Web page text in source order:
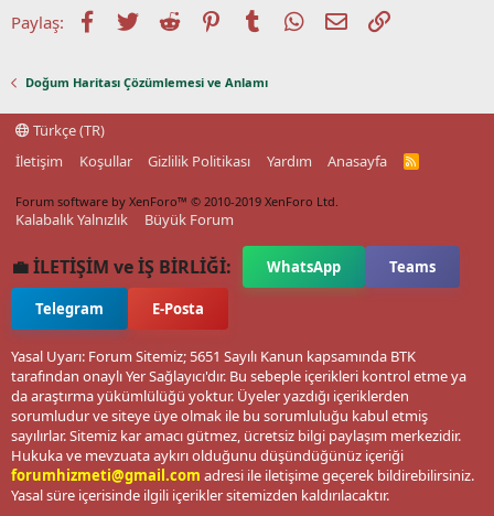
Paylaş: Facebook
TwitterReddit PinterestTumblrWhatsApp
E-postaLink
Doğum Haritası Çözümlemesi ve Anlamı
Türkçe (TR)
İletişim
Koşullar Gizlilik Politikası Yardım Anasayfa
R
Forum software by XenForo™ © 2010-2019 XenForo Ltd.
Kalabalık Yalnızlık Büyük Forum
💼 İLETİŞİM ve İŞ BİRLİĞİ: WhatsApp Teams
Telegram E-Posta
Yasal Uyarı: Forum Sitemiz; 5651 Sayılı Kanun kapsamında BTK
tarafından onaylı Yer Sağlayıcı'dır. Bu sebeple içerikleri kontrol etme ya
da araştırma yükümlülüğü yoktur. Üyeler yazdığı içeriklerden
sorumludur ve siteye üye olmak ile bu sorumluluğu kabul etmiş
sayılırlar. Sitemiz kar amacı gütmez, ücretsiz bilgi paylaşım merkezidir.
Hukuka ve mevzuata aykırı olduğunu düşündüğünüz içeriği
forumhizmeti@gmail.com adresi ile iletişime geçerek bildirebilirsiniz.
Yasal süre içerisinde ilgili içerikler sitemizden kaldırılacaktır.